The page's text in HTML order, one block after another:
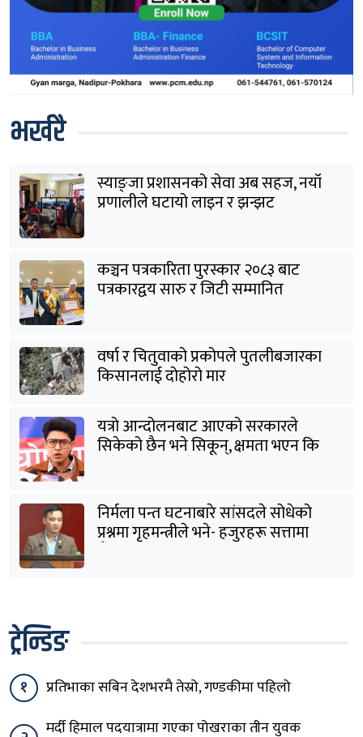
भर्खरै
स्याङ्जा प्रशासनको सेवा अब सहज, नयाँ
प्रणालीले घटायो लाइन र झन्झट
कञ्चन पत्रकारिता पुरस्कार २०८३ बाट
पत्रकारद्वय सारु र जिटी सम्मानित
वर्षा र चितुवाको प्रकोपले पुतलीबजारका
किसानलाई दोहोरो मार
यत्रो आन्दोलनबाट आएको सरकारले
सिकेको छैन भने सिकून्, क्षमता भएन कि
विवेक भएन कि के भएन ?: मिराज ढुंगाना
निर्मला पन्त घटनाबारे सांसदले सोधेको
प्रश्नमा गृहमन्त्रीले भने- हजुरहरू सत्तामा
हुँदाखेरि किन नगर्नुभएको यो ?
ट्रेन्डिङ
१ प्रतिभाका सबिन देशभरमै तेस्रो, गण्डकीमा पहिलो
मर्दी हिमाल पदयात्रामा गएका पोखराका तीन युवक